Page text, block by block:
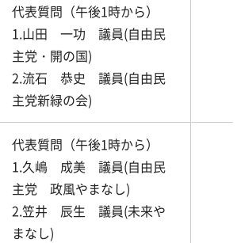
代表質問（午後1時から）
1.山田 一功 議員(自由民
主党・開の国)
2.流石 恭史 議員(自由民
主党新緑の会)
代表質問（午後1時から）
1.久嶋 成美 議員(自由民
主党 政風やまなし)
2.笠井 辰生 議員(未来や
まなし)